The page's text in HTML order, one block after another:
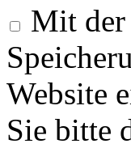
Mit der
Website
Sie bitte